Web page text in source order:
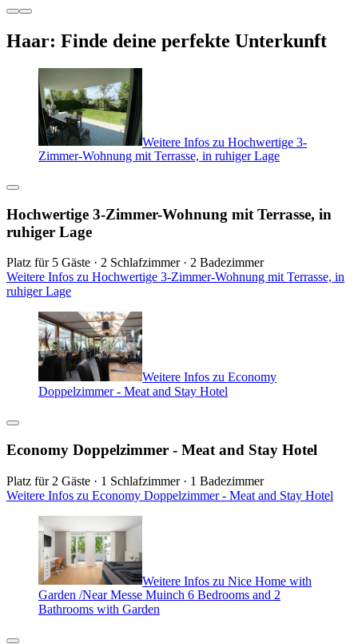
Haar: Finde deine perfekte Unterkunft
Weitere Infos zu Hochwertige 3-
Zimmer-Wohnung mit Terrasse, in ruhiger Lage
Hochwertige 3-Zimmer-Wohnung mit Terrasse, in
ruhiger Lage
Platz für 5 Gäste · 2 Schlafzimmer · 2 Badezimmer
Weitere Infos zu Hochwertige 3-Zimmer-Wohnung mit Terrasse, in
ruhiger Lage
Weitere Infos zu Economy
Doppelzimmer - Meat and Stay Hotel
Economy Doppelzimmer - Meat and Stay Hotel
Platz für 2 Gäste · 1 Schlafzimmer · 1 Badezimmer
Weitere Infos zu Economy Doppelzimmer - Meat and Stay Hotel
Weitere Infos zu Nice Home with
Garden /Near Messe Muinch 6 Bedrooms and 2
Bathrooms with Garden